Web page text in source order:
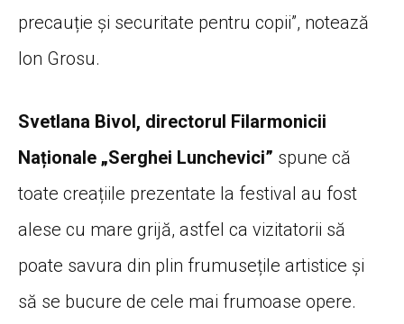
precauție și securitate pentru copii”, notează
Ion Grosu.
Svetlana Bivol, directorul Filarmonicii
Naționale „Serghei Lunchevici” spune că
toate creațiile prezentate la festival au fost
alese cu mare grijă, astfel ca vizitatorii să
poate savura din plin frumusețile artistice și
să se bucure de cele mai frumoase opere.